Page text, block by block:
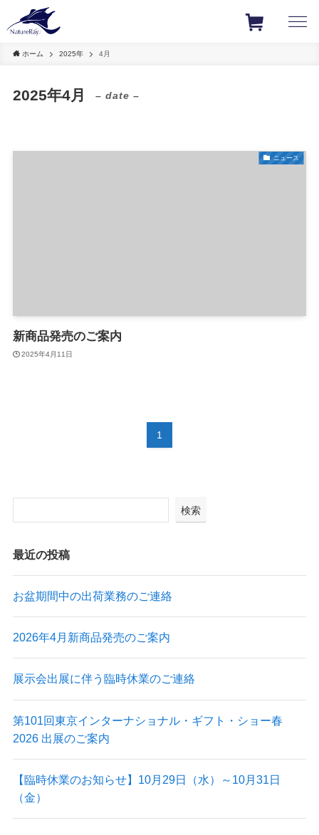
ホーム 2025年 4月
2025年4月 – date –
ニュース
新商品発売のご案内
2025年4月11日
1
検索
最近の投稿
お盆期間中の出荷業務のご連絡
2026年4月新商品発売のご案内
展示会出展に伴う臨時休業のご連絡
第101回東京インターナショナル・ギフト・ショー春
2026 出展のご案内
【臨時休業のお知らせ】10月29日（水）～10月31日
（金）